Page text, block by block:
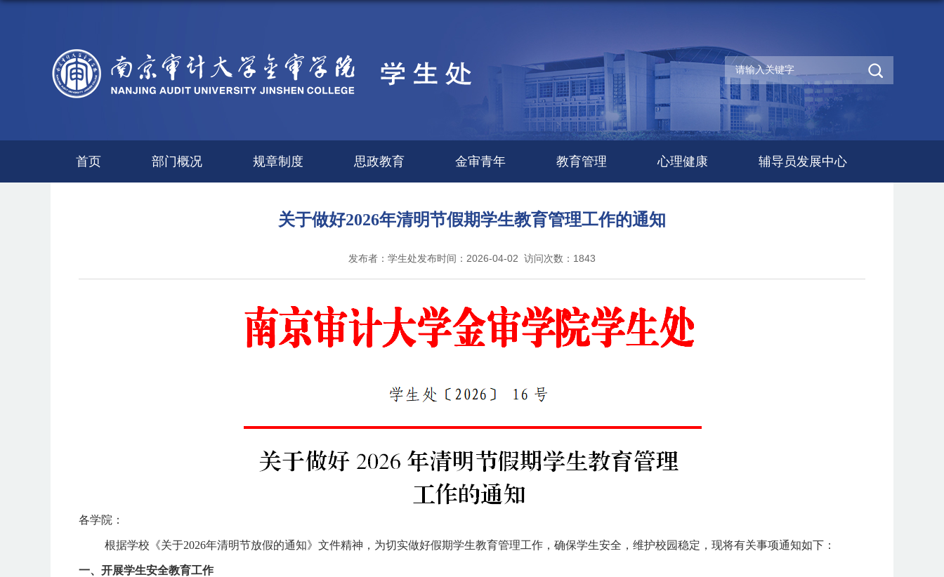
首页 部门概况 规章制度 思政教育 金审青年 教育管理 心理健康 辅导员发展中心
关于做好2026年清明节假期学生教育管理工作的通知
发布者：学生处发布时间：2026-04-02 访问次数： 1843
各学院：
根据学校《关于2026年清明节放假的通知》文件精神，为切实做好假期学生教育管理工作，确保学生安全，维护校园稳定，现将有关事项通知如下：
一、开展学生安全教育工作